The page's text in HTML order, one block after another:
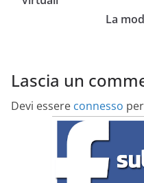
La
Lascia un
Devi essere connesso